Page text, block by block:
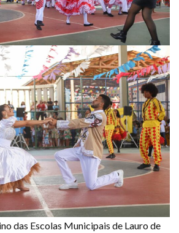
das Escolas Municipais de Lauro de